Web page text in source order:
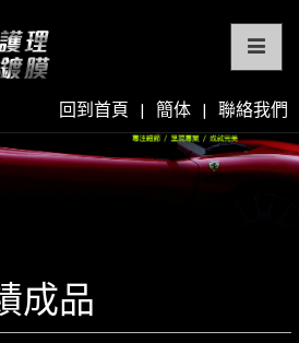
回到首頁 | 簡体 | 聯絡我們
成品